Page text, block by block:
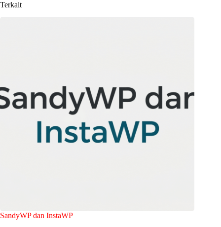
Terkait
SandyWP dan InstaWP